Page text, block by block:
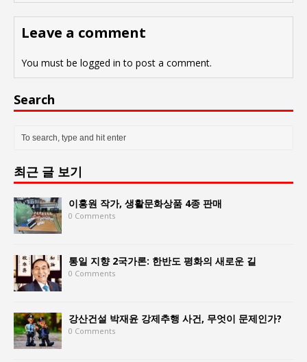
Leave a comment
You must be logged in to post a comment.
Search
최근 글 보기
이홍원 작가, 생활문화상품 4종 판매
0 Comments
통일 지향 2국가론: 한반도 평화의 새로운 길
0 Comments
강산건설 박재윤 강제추행 사건, 무엇이 문제인가?
0 Comments